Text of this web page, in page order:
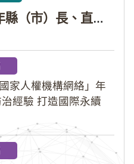
公告本院許可115年縣（市）長、直轄市議員、縣（市）議員擬參選人開立政治獻金專戶共計4戶。各專戶得收受政治獻金期間為自專戶許可設立日起至115年11月27日止，專戶名冊詳如附件。
家人權機構網絡」年
經驗 打造國際永續